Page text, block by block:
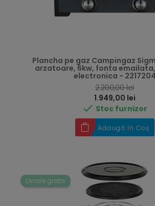
Plancha pe gaz Campingaz
arzatoare, 6kw, fonta
electronica - 2217204
2.200,00 lei
1.949,00 lei
 Stoc furnizor
Adaugă în Coș
Livrare gratis